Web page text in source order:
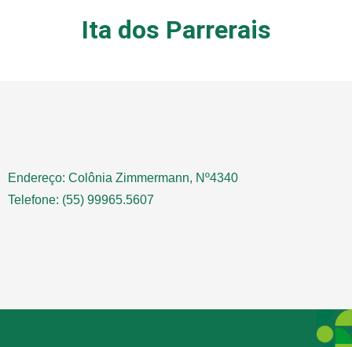
Ita dos Parrerais
Endereço: Colônia Zimmermann, Nº4340
Telefone: (55) 99965.5607